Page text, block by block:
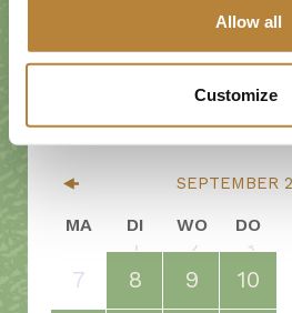
Allow all
Customize
SEPTEMBER
MA DI WO DO
1 2 3
7
8 9 10